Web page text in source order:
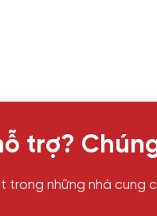
trợ?
trong những nhà